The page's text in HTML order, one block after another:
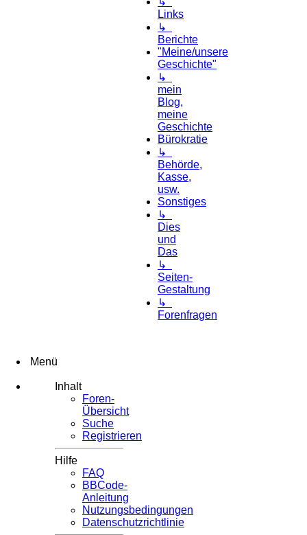
Links
↳
Berichte
"Meine/unsere
Geschichte"
↳
mein
Blog,
meine
Geschichte
Bürokratie
↳
Behörde,
Kasse,
usw.
Sonstiges
↳
Dies
und
Das
↳
Seiten-
Gestaltung
↳
Forenfragen
Menü
Inhalt
Foren-
Übersicht
Suche
Registrieren
Hilfe
FAQ
BBCode-
Anleitung
Nutzungsbedingungen
Datenschutzrichtlinie